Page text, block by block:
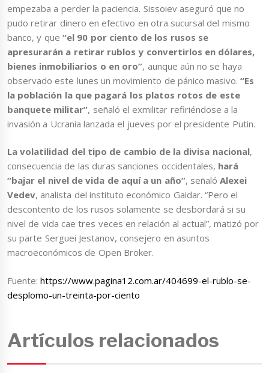
empezaba a perder la paciencia. Sissoiev aseguró que no
pudo retirar dinero en efectivo en otra sucursal del mismo
banco, y que “el 90 por ciento de los rusos se
apresurarán a retirar rublos y convertirlos en dólares,
bienes inmobiliarios o en oro”, aunque aún no se haya
observado este lunes un movimiento de pánico masivo.“Es
la población la que pagará los platos rotos de este
banquete militar”, señaló el exmilitar refiriéndose a la
invasión a Ucrania lanzada el jueves por el presidente Putin.
La volatilidad del tipo de cambio de la divisa nacional,
consecuencia de las duras sanciones occidentales, hará
“bajar el nivel de vida de aquí a un año”, señalóAlexei
Vedev, analista del instituto económico Gaidar. “Pero el
descontento de los rusos solamente se desbordará si su
nivel de vida cae tres veces en relación al actual”, matizó por
su parte Serguei Jestanov, consejero en asuntos
macroeconómicos de Open Broker.
Fuente:https://www.pagina12.com.ar/404699-el-rublo-se-
desplomo-un-treinta-por-ciento
Artículos relacionados